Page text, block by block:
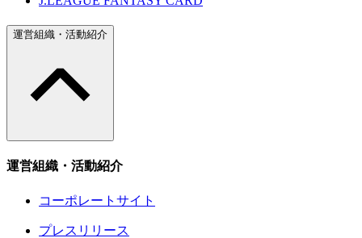
運営組織・活動紹介
運営組織・活動紹介
コーポレートサイト
プレスリリース